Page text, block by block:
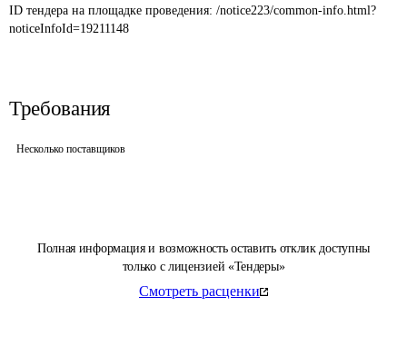
Полная информация и возможность оставить отклик доступны
только с лицензией «Тендеры»
Смотреть расценки
ID тендера на площадке проведения: /notice223/common-info.html?
noticeInfoId=19211148
Требования
Несколько поставщиков